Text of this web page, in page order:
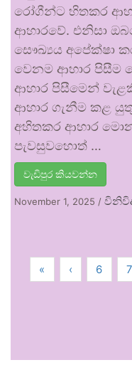
රෝගීන්ට හිතකර
ආහාරවේ. එනිසා
සෞඛ්‍යය අපේක්ෂා
වෙනම ආහාර පිසීම
ආහාර පිසීමෙන්
ආහාර ගැනීම කළ
අහිතකර ආහාර
පැවසුවහොත් …
වැඩිපුර කියවන්න
November 1, 2025 /
« ‹ 6 7